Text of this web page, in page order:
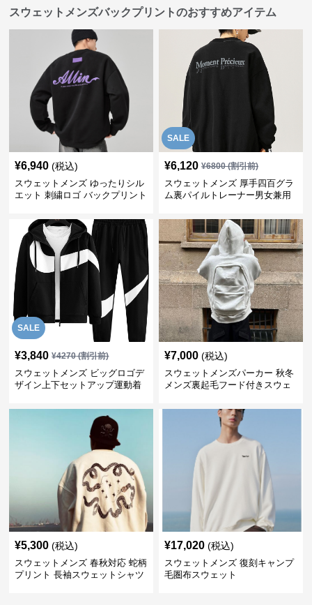
スウェットメンズバックプリントのおすすめアイテム
¥6,940 (税込)
スウェットメンズ ゆったりシル
エット 刺繍ロゴ バックプリント
SALE
¥6,120 ¥6800(割引前)
スウェットメンズ 厚手四百グラ
ム裏パイルトレーナー男女兼用
SALE
¥3,840 ¥4270(割引前)
スウェットメンズ ビッグロゴデ
ザイン上下セットアップ運動着
¥7,000 (税込)
スウェットメンズパーカー 秋冬
メンズ裏起毛フード付きスウェ
¥5,300 (税込)
スウェットメンズ 春秋対応 蛇柄
プリント 長袖スウェットシャツ
¥17,020 (税込)
スウェットメンズ 復刻キャンプ
毛圏布スウェット